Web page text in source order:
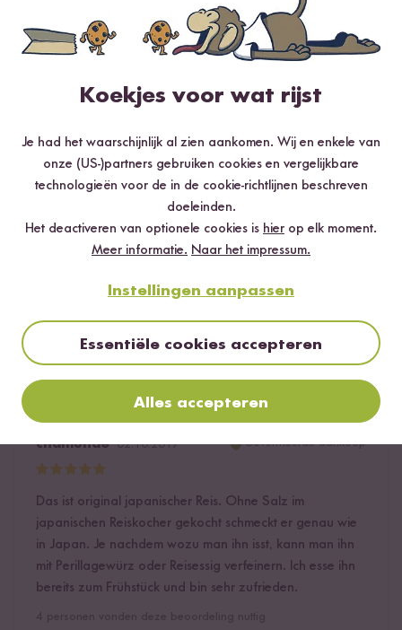
Gabriel 26.04.2020 Geverifieerde aankoop
An dem Reis an sich ist nichts auszusetzen - er riecht gut,
Körner haben extrem wenig Schäden, was auch wirklich
gut ist! Der eine abgezogene Stern hat zwei Gründe: a)
finde ich es schade, dass der Sushi Reis nicht Bio ist und
paar Monaten einfach geändert wurde, ohne zu
informieren. Selenio ist lange nicht so gut wie Koshi
Melden
chamunde 02.10.2017 Geverifieerde aankoop
Das ist original japanischer Reis. Ohne Salz im
japanischen Reiskocher gekocht schmeckt er genau wie
in Japan. Je nachdem wozu man ihn isst, kann man ihn
mit Perillagewürz oder Reisessig verfeinern. Ich esse ihn
bereits zum Frühstück und bin sehr zufrieden.
Koekjes voor wat rijst
Je had het waarschijnlijk al zien aankomen. Wij en enkele van
onze (US-)partners gebruiken cookies en vergelijkbare
technologieën voor de in de cookie-richtlijnen beschreven
doeleinden.
Het deactiveren van optionele cookies is hier op elk moment.
Meer informatie. Naar het impressum.
Instellingen aanpassen
Essentiële cookies accepteren
Alles accepteren